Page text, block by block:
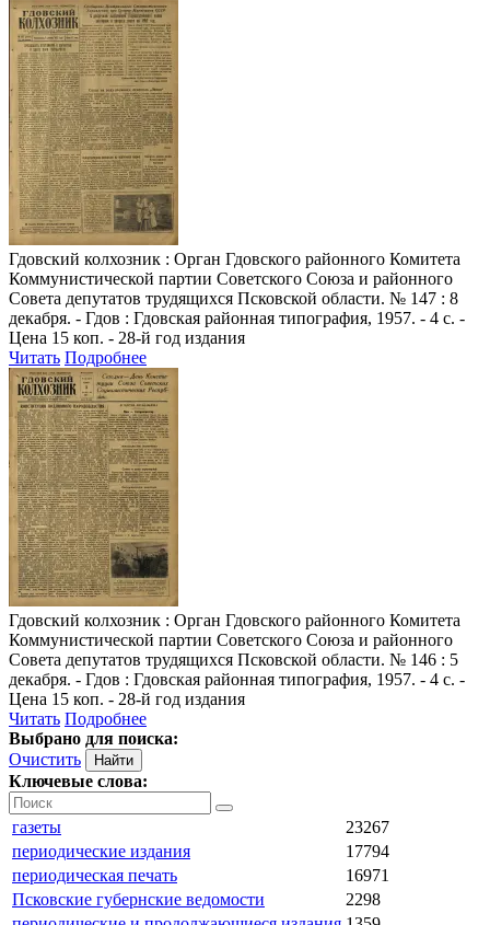
Гдовский колхозник : Орган Гдовского районного Комитета
Коммунистической партии Советского Союза и районного
Совета депутатов трудящихся Псковской области. № 147 : 8
декабря. - Гдов : Гдовская районная типография, 1957. - 4 с. -
Цена 15 коп. - 28-й год издания
Читать Подробнее
Гдовский колхозник : Орган Гдовского районного Комитета
Коммунистической партии Советского Союза и районного
Совета депутатов трудящихся Псковской области. № 146 : 5
декабря. - Гдов : Гдовская районная типография, 1957. - 4 с. -
Цена 15 коп. - 28-й год издания
Читать Подробнее
Выбрано для поиска:
Очистить
Ключевые слова:
газеты
23267
периодические издания
17794
периодическая печать
16971
Псковские губернские ведомости
2298